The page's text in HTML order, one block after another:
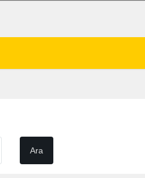
Dinar'da beş gün